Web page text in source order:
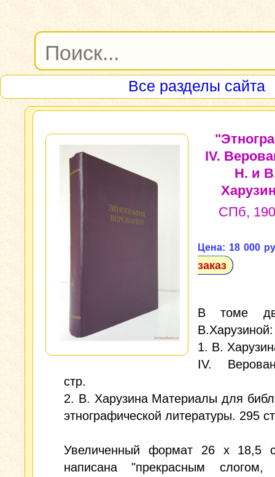
Все разделы сайта
IV.
Н. и
СПб,
Цена: 18 000
заказ
В томе
В.Харузиной:
1. В.
IV.
стр.
2. В. Харузина Материалы для
этнографической литературы. 295
Увеличенный формат 26 x 18,5
написана "прекрасным